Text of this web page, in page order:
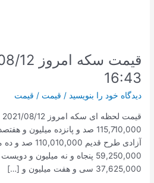
16:43
دیدگاه‌ خود را بنویسید / قیمت / قیمت
115,710,000 صد و پانزده میلیون
آزادی طرح قدیم
59,250,000 پنجاه و نه میلیون و
37,625,000 سی و هفت میلیون و […]